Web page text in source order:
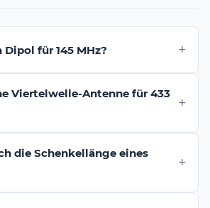
für 145 MHz?
Viertelwelle-Antenne für 433
die Schenkellänge eines